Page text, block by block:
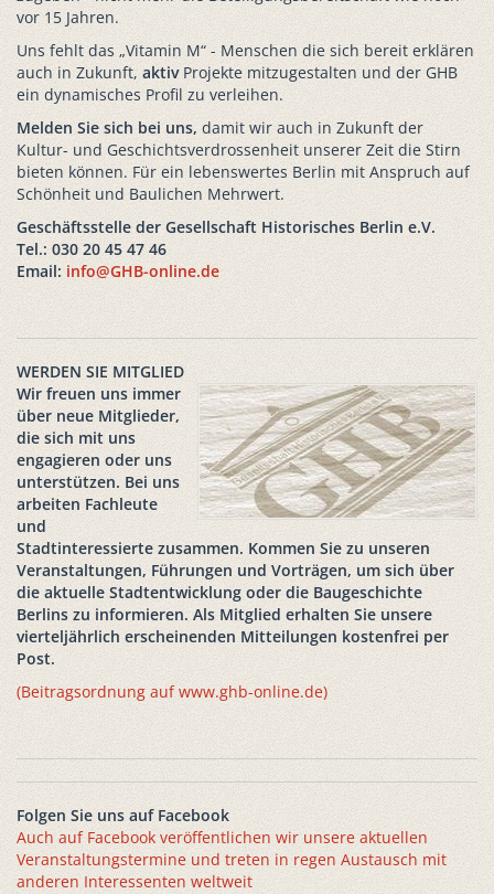
vor 15 Jahren.
Uns fehlt das „Vitamin M“ - Menschen die sich bereit erklären
auch in Zukunft, aktivProjekte mitzugestalten und der GHB
ein dynamisches Profil zu verleihen.
Melden Sie sich bei uns, damit wir auch in Zukunft der
Kultur- und Geschichtsverdrossenheit unserer Zeit die Stirn
bieten können. Für ein lebenswertes Berlin mit Anspruch auf
Schönheit und Baulichen Mehrwert.
Geschäftsstelle der Gesellschaft Historisches Berlin e.V.
Tel.: 030 20 45 47 46
Email: info@GHB-online.de
WERDEN SIE MITGLIED
Wir freuen uns immer
über neue Mitglieder,
die sich mit uns
engagieren oder uns
unterstützen. Bei uns
arbeiten Fachleute
und
Stadtinteressierte zusammen. Kommen Sie zu unseren
Veranstaltungen, Führungen und Vorträgen, um sich über
die aktuelle Stadtentwicklung oder die Baugeschichte
Berlins zu informieren. Als Mitglied erhalten Sie unsere
vierteljährlich erscheinenden Mitteilungen kostenfrei per
Post.
(Beitragsordnung auf www.ghb-online.de)
Folgen Sie uns auf Facebook
Auch auf Facebook veröffentlichen wir unsere aktuellen
Veranstaltungstermine und treten in regen Austausch mit
anderen Interessenten weltweit